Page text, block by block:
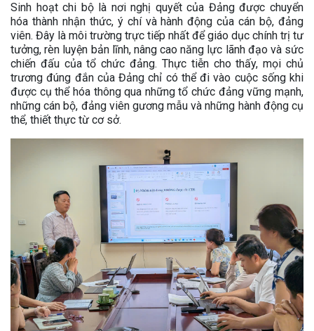
Sinh hoạt chi bộ là nơi nghị quyết của Đảng được chuyển
hóa thành nhận thức, ý chí và hành động của cán bộ, đảng
viên. Đây là môi trường trực tiếp nhất để giáo dục chính trị tư
tưởng, rèn luyện bản lĩnh, nâng cao năng lực lãnh đạo và sức
chiến đấu của tổ chức đảng. Thực tiễn cho thấy, mọi chủ
trương đúng đắn của Đảng chỉ có thể đi vào cuộc sống khi
được cụ thể hóa thông qua những tổ chức đảng vững mạnh,
những cán bộ, đảng viên gương mẫu và những hành động cụ
thể, thiết thực từ cơ sở.